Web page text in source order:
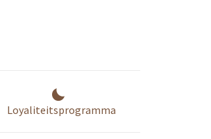
Loyaliteitsprogramma